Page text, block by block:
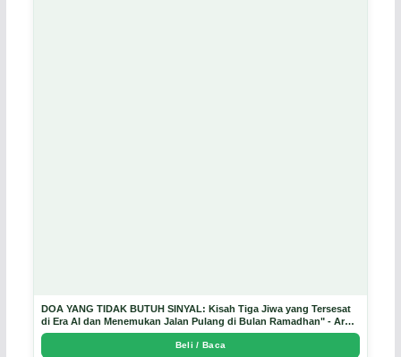
DOA YANG TIDAK BUTUH SINYAL: Kisah Tiga Jiwa yang Tersesat
di Era AI dan Menemukan Jalan Pulang di Bulan Ramadhan" - Arda
Dinata
Beli / Baca